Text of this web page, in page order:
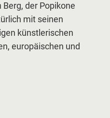
der Popikone
mit seinen
künstlerischen
europäischen und